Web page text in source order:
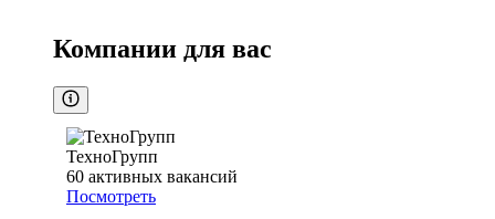
Компании для вас
ТехноГрупп
60 активных вакансий
Посмотреть